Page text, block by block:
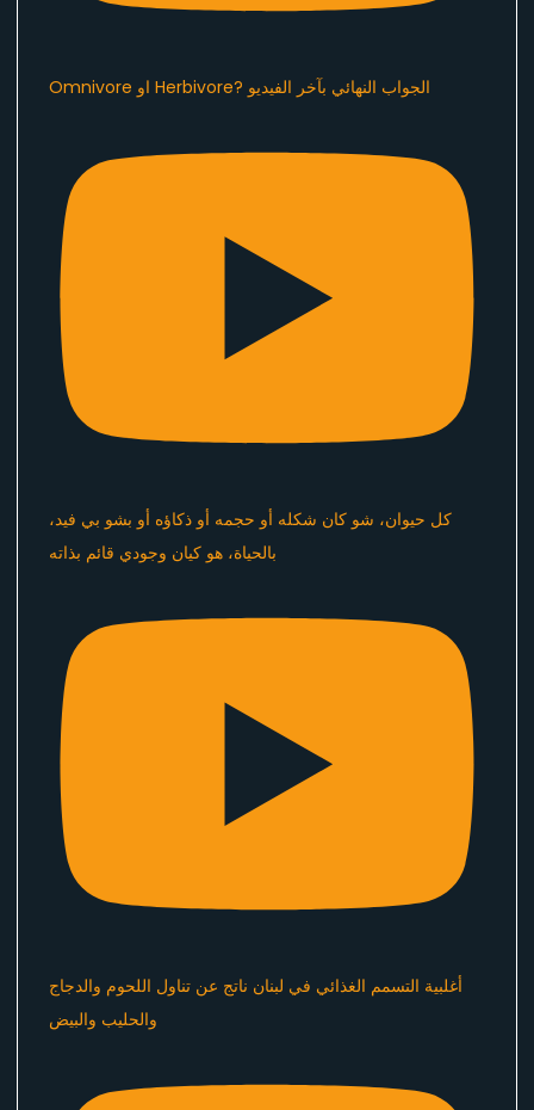
Omnivore او Herbivore? الجواب النهائي بآخر الفيديو
كل حيوان، شو كان شكله أو حجمه أو ذكاؤه أو بشو بي فيد،
بالحياة، هو كيان وجودي قائم بذاته
أغلبية التسمم الغذائي في لبنان ناتج عن تناول اللحوم والدجاج
والحليب والبيض